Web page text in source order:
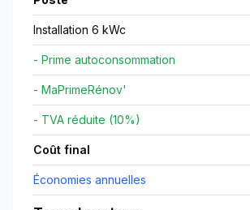
Installation 6 kWc
- Prime autoconsommation
- MaPrimeRénov'
- TVA réduite (10%)
Coût final
Économies annuelles